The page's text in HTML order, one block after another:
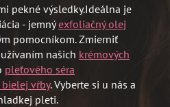
pekné výsledky.Ideálna je
- jemnýexfoliačný olej
pomocníkom. Zmierniť
našich krémových
pleťového séra
vŕby. Vyberte si u nás a
pleti.